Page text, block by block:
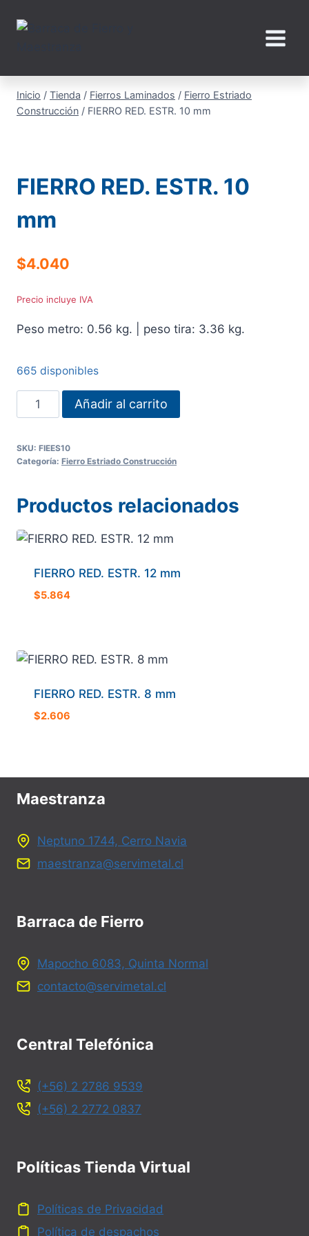
Inicio / Tienda / Fierros Laminados / Fierro Estriado
Construcción / FIERRO RED. ESTR. 10 mm
FIERRO RED. ESTR. 10
mm
$4.040
Precio incluye IVA
Peso metro: 0.56 kg. | peso tira: 3.36 kg.
665 disponibles
FIERRO
RED.
10
Añadir al carrito
SKU: FIEES10
Categoría: Fierro Estriado Construcción
Productos relacionados
FIERRO RED. ESTR. 12 mm
$5.864
FIERRO RED. ESTR. 8 mm
$2.606
Maestranza
Neptuno 1744, Cerro Navia
maestranza@servimetal.cl
Barraca de Fierro
Mapocho 6083, Quinta Normal
contacto@servimetal.cl
Central Telefónica
(+56) 2 2786 9539
(+56) 2 2772 0837
Políticas Tienda Virtual
Políticas de Privacidad
Política de despachos